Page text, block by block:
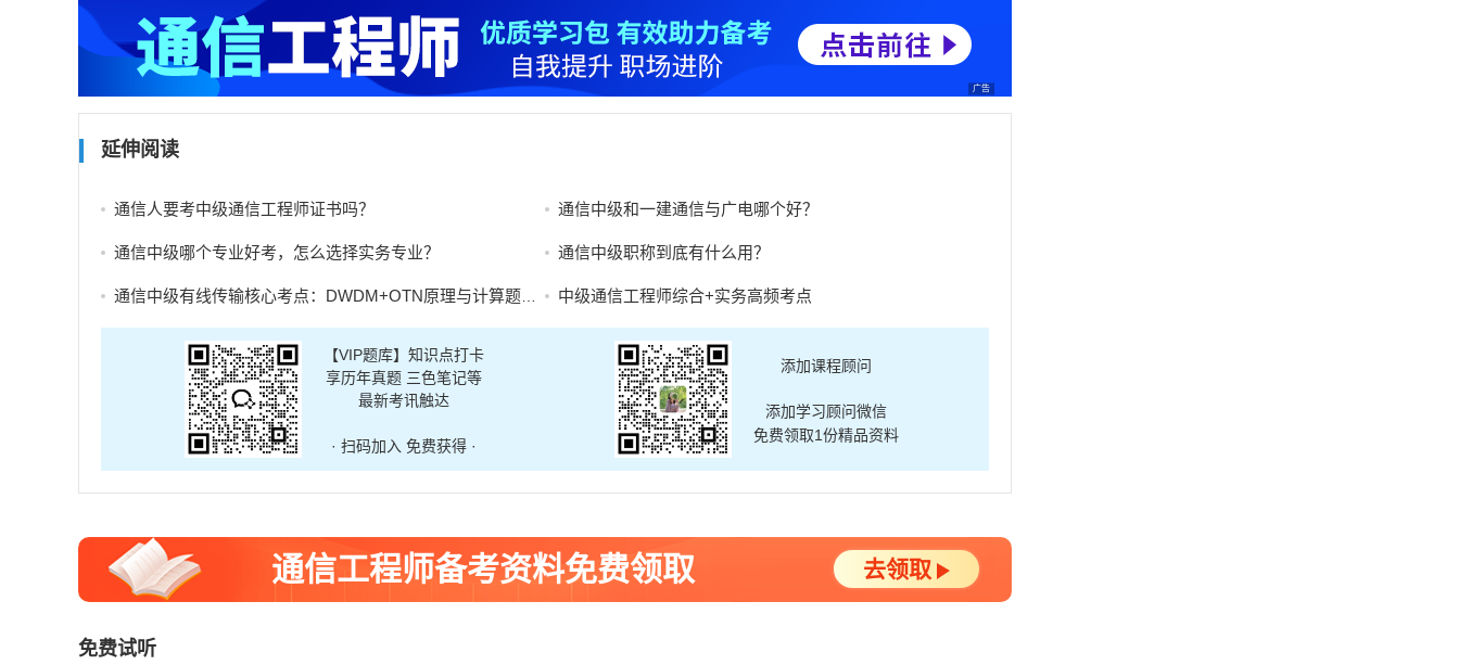
广告
延伸阅读
通信人要考中级通信工程师证书吗？ 通信中级和一建通信与广电哪个好？
通信中级哪个专业好考，怎么选择实务专业？ 通信中级职称到底有什么用？
通信中级有线传输核心考点：DWDM+OTN原理与计算题答题拆解 中级通信工程师综合+实务高频考点
【VIP题库】知识点打卡
享历年真题 三色笔记等
最新考讯触达
· 扫码加入 免费获得 ·
添加课程顾问
添加学习顾问微信
免费领取1份精品资料
通信工程师备考资料免费领取 去领取
免费试听